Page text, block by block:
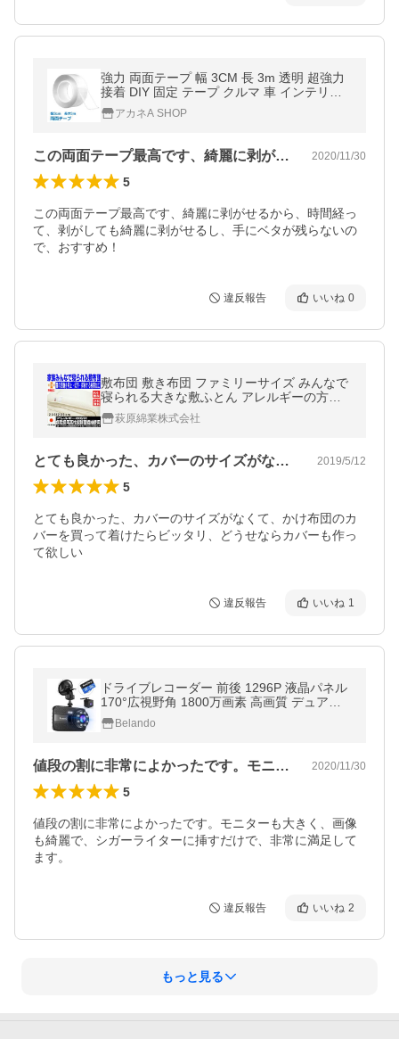
強力 両面テープ 幅 3CM 長 3m 透明 超強力
接着 DIY 固定 テープ クルマ 車 インテリア
魔法のテープ 粘着テープ 両面 防災 透明 屋
内 屋外 DIY 万能 kp005
アカネA SHOP
この両面テープ最高です、綺麗に剥がせる… 2020/11/30
5
この両面テープ最高です、綺麗に剥がせるから、時間経っ
て、剥がしても綺麗に剥がせるし、手にベタが残らないの
で、おすすめ！
違反報告 いいね 0
敷布団 敷き布団 ファミリーサイズ みんなで
寝られる大きな敷ふとん アレルギーの方に
ウォシュ敷き布団 クイーン、キング、ワイ
ドダブルより大きい
萩原綿業株式会社
とても良かった、カバーのサイズがなくて… 2019/5/12
5
とても良かった、カバーのサイズがなくて、かけ布団のカ
バーを買って着けたらビッタリ、どうせならカバーも作っ
て欲しい
違反報告 いいね 1
ドライブレコーダー 前後 1296P 液晶パネル
170°広視野角 1800万画素 高画質 デュアル
ドラレコ 車載カメラ 常時録画 Gセンサー (Z
DX18BK)
Belando
値段の割に非常によかったです。モニター… 2020/11/30
5
値段の割に非常によかったです。モニターも大きく、画像
も綺麗で、シガーライターに挿すだけで、非常に満足して
ます。
違反報告 いいね 2
もっと見る